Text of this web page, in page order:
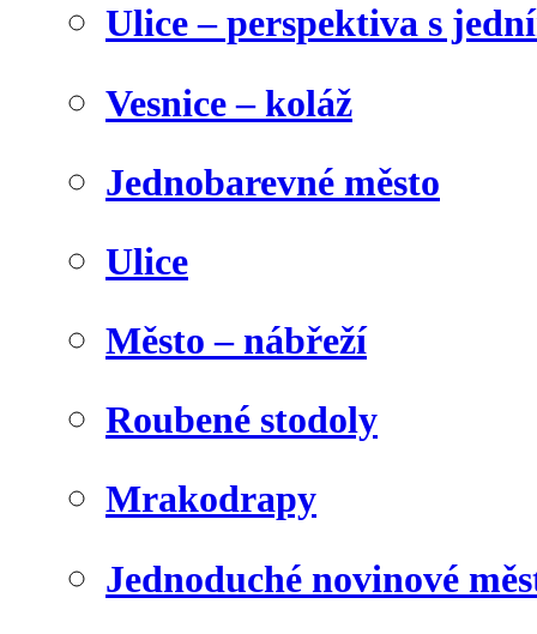
Ulice – perspektiva s
Vesnice – koláž
Jednobarevné město
Ulice
Město – nábřeží
Roubené stodoly
Mrakodrapy
Jednoduché novinové